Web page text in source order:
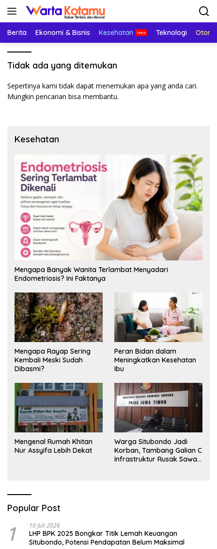
Langsung
Berita Ekonomi & Bisnis Kesehatan Teknologi
Tidak ada yang ditemukan
Sepertinya kami tidak dapat menemukan apa yang anda cari.
Mungkin pencarian bisa membantu.
Kesehatan
Mengapa Banyak Wanita Terlambat Menyadari
Endometriosis? Ini Faktanya
Mengapa Rayap Sering
Kembali Meski Sudah
Dibasmi?
Peran Bidan dalam
Meningkatkan Kesehatan
Ibu
Mengenal Rumah Khitan
Nur Assyifa Lebih Dekat
Warga Situbondo Jadi
Korban, Tambang Galian C
Infrastruktur Rusak Sawah
Popular Post
1 10 Juli 2026
LHP BPK 2025 Bongkar Titik Lemah Keuangan
Situbondo, Potensi Pendapatan Belum Maksimal